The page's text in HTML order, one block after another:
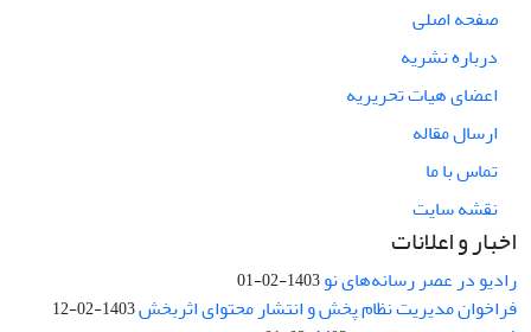
صفحه اصلی
درباره نشریه
اعضای هیات تحریریه
ارسال مقاله
تماس با ما
نقشه سایت
اخبار و اعلانات
رادیو در عصر رسانه‌های نو1403-02-01
فراخوان مدیریت نظام پخش و انتشار محتوای اثربخش1403-02-12